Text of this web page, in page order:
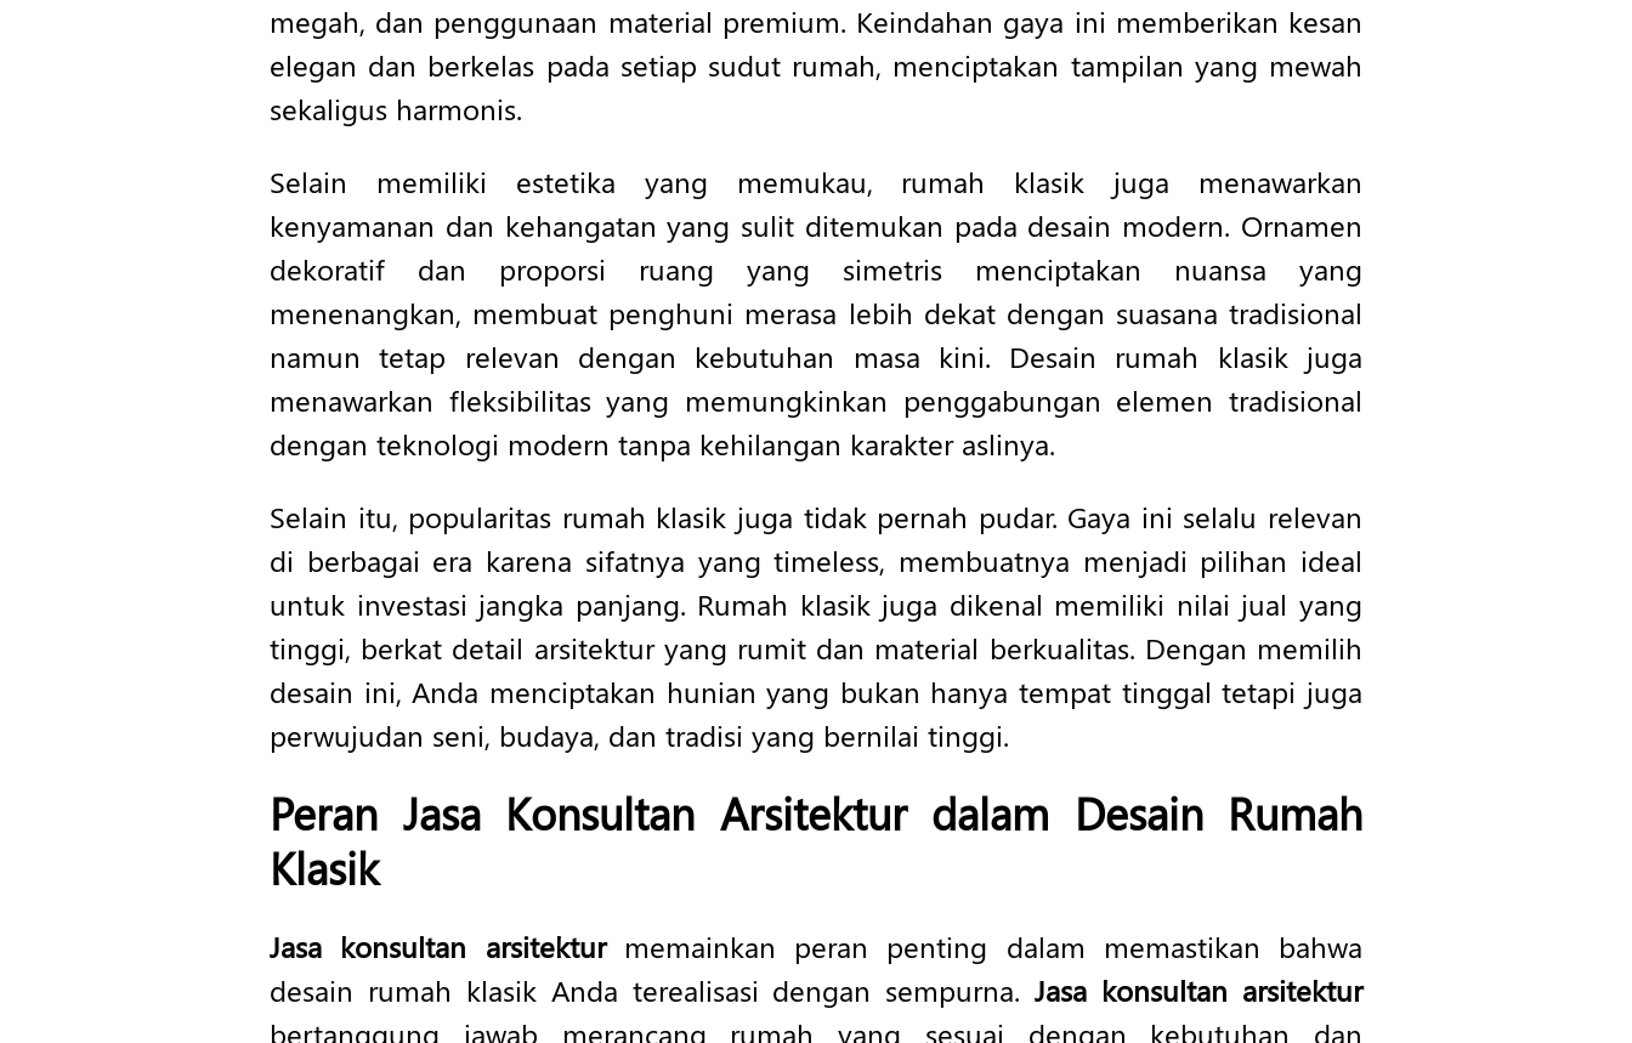
megah, dan penggunaan material premium. Keindahan gaya ini memberikan kesan
elegan dan berkelas pada setiap sudut rumah, menciptakan tampilan yang mewah
sekaligus harmonis.
Selain memiliki estetika yang memukau, rumah klasik juga menawarkan
kenyamanan dan kehangatan yang sulit ditemukan pada desain modern. Ornamen
dekoratif dan proporsi ruang yang simetris menciptakan nuansa yang
menenangkan, membuat penghuni merasa lebih dekat dengan suasana tradisional
namun tetap relevan dengan kebutuhan masa kini. Desain rumah klasik juga
menawarkan fleksibilitas yang memungkinkan penggabungan elemen tradisional
dengan teknologi modern tanpa kehilangan karakter aslinya.
Selain itu, popularitas rumah klasik juga tidak pernah pudar. Gaya ini selalu relevan
di berbagai era karena sifatnya yang timeless, membuatnya menjadi pilihan ideal
untuk investasi jangka panjang. Rumah klasik juga dikenal memiliki nilai jual yang
tinggi, berkat detail arsitektur yang rumit dan material berkualitas. Dengan memilih
desain ini, Anda menciptakan hunian yang bukan hanya tempat tinggal tetapi juga
perwujudan seni, budaya, dan tradisi yang bernilai tinggi.
Peran Jasa Konsultan Arsitekturdalam Desain Rumah
Klasik
Jasa konsultan arsitekturmemainkan peran penting dalam memastikan bahwa
desain rumah klasik Anda terealisasi dengan sempurna.Jasa konsultan arsitektur
bertanggung jawab merancang rumah yang sesuai dengan kebutuhan dan